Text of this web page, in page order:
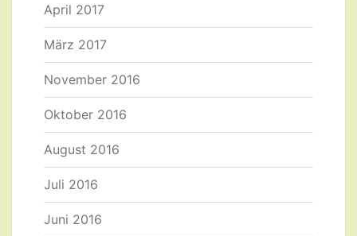
April 2017
März 2017
November 2016
Oktober 2016
August 2016
Juli 2016
Juni 2016